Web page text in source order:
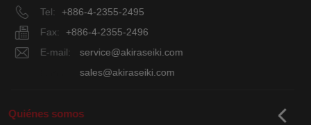
Tel:
+886-4-2355-2495
Fax:
+886-4-2355-2496
E-mail:
service@akiraseiki.com
sales@akiraseiki.com
Quiénes somos